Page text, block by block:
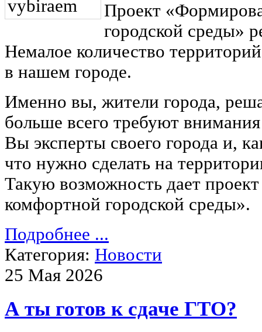
Проект
городской среды»
Немалое количество
в нашем городе.
Именно вы, жители города,
больше всего требуют
Вы эксперты своего города и,
что нужно сделать на
Такую возможность дает
комфортной городской среды».
Подробнее ...
Категория: Новости
25 Мая 2026
А ты готов к сдаче ГТО?